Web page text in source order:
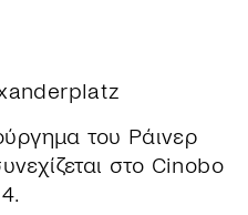
του Ράινερ
στο Cinobo